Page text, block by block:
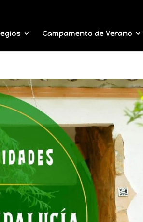
Campamento de Verano